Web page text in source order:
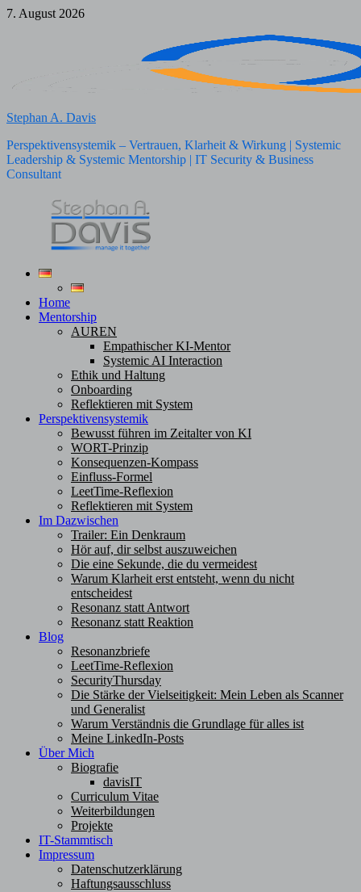
Zum
7. August 2026
Stephan A. Davis
Perspektivensystemik – Vertrauen, Klarheit & Wirkung | Systemic
Leadership & Systemic Mentorship | IT Security & Business
Consultant
Home
Mentorship
AUREN
Empathischer KI-Mentor
Systemic AI Interaction
Ethik und Haltung
Onboarding
Reflektieren mit System
Perspektivensystemik
Bewusst führen im Zeitalter von KI
WORT-Prinzip
Konsequenzen-Kompass
Einfluss-Formel
LeetTime-Reflexion
Reflektieren mit System
Im Dazwischen
Trailer: Ein Denkraum
Hör auf, dir selbst auszuweichen
Die eine Sekunde, die du vermeidest
Warum Klarheit erst entsteht, wenn du nicht
entscheidest
Resonanz statt Antwort
Resonanz statt Reaktion
Blog
Resonanzbriefe
LeetTime-Reflexion
SecurityThursday
Die Stärke der Vielseitigkeit: Mein Leben als Scanner
und Generalist
Warum Verständnis die Grundlage für alles ist
Meine LinkedIn-Posts
Über Mich
Biografie
davisIT
Curriculum Vitae
Weiterbildungen
Projekte
IT-Stammtisch
Impressum
Datenschutzerklärung
Haftungsausschluss